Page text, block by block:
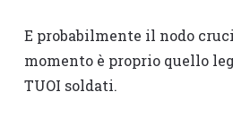
E probabilmente il nodo
momento è proprio quello
TUOI soldati.